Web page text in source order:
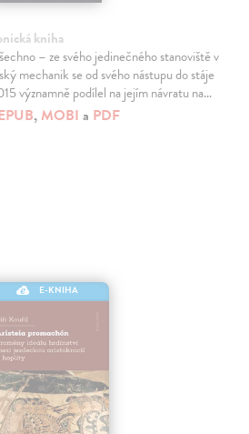
kniha
– ze svého jedinečného stanoviště v
mechanik se od svého nástupu do stáje
významně podílel na jejím návratu na…
, MOBI a PDF
E-KNIHA